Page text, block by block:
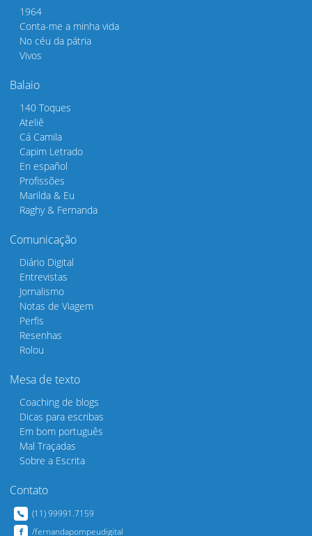
1964
Conta-me a minha vida
No céu da pátria
Vivos
Balaio
140 Toques
Ateliê
Cá Camila
Capim Letrado
En español
Profissões
Marilda & Eu
Raghy & Fernanda
Comunicação
Diário Digital
Entrevistas
Jornalismo
Notas de Viagem
Perfis
Resenhas
Rolou
Mesa de texto
Coaching de blogs
Dicas para escribas
Em bom português
Mal Traçadas
Sobre a Escrita
Contato
(11) 99991.7159
/fernandapompeudigital